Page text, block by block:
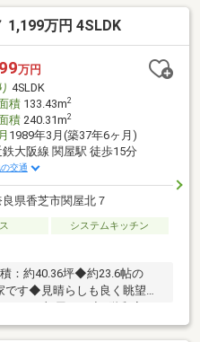
ー21のネットワークと情報力
スまで安心して進めていた
まいづくりに関することな
1,199万円 4SLDK
万円
4SLDK
積133.43m2
積240.31m2
1989年3月(築37年6ヶ月)
鉄大阪線 関屋駅 徒歩15分
交通
良県香芝市関屋北７
システムキッチン
：約40.36坪◆約23.6帖の
す◆見晴らしも良く眺望良
は納戸も有り、収納充実で